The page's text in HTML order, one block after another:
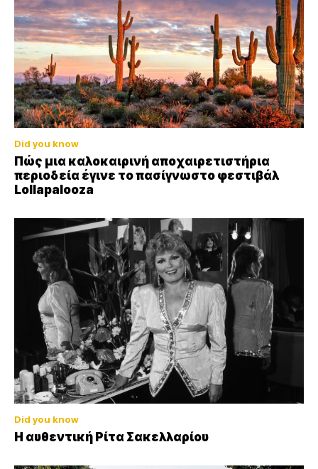
Did you know
Πώς μια καλοκαιρινή αποχαιρετιστήρια
περιοδεία έγινε το πασίγνωστο φεστιβάλ
Lollapalooza
Did you know
Η αυθεντική Ρίτα Σακελλαρίου